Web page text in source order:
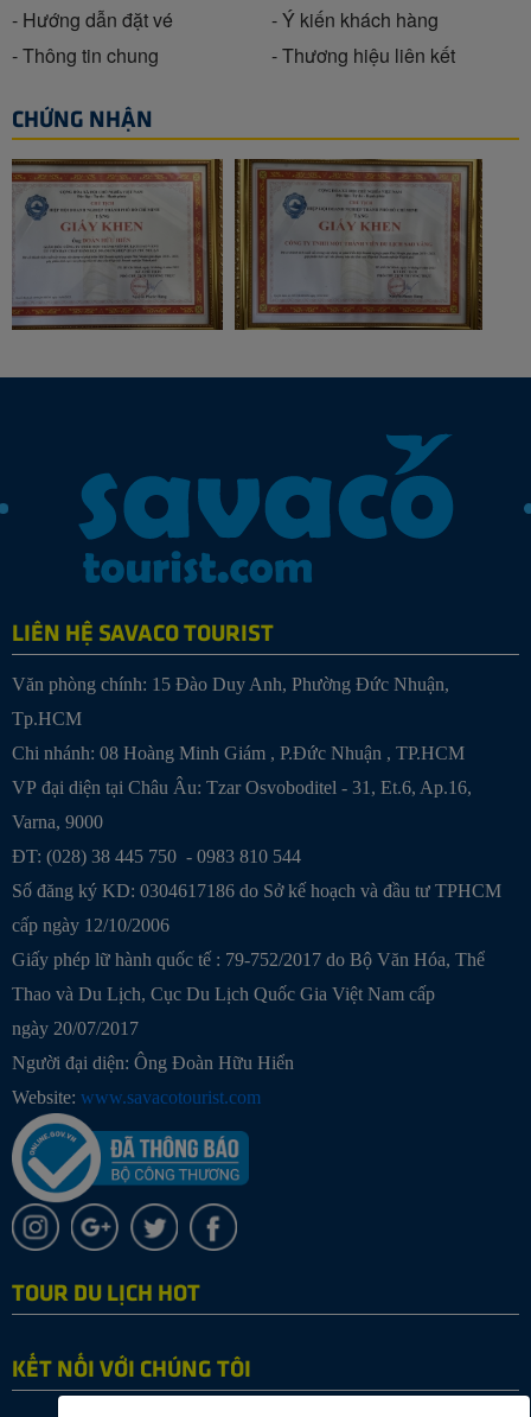
- Hướng dẫn đặt vé
- Ý kiến khách hàng
- Thông tin chung
- Thương hiệu liên kết
CHỨNG NHẬN
LIÊN HỆ SAVACO TOURIST
Văn phòng chính: 15 Đào Duy Anh, Phường Đức Nhuận,
Tp.HCM
Chi nhánh: 08 Hoàng Minh Giám , P.Đức Nhuận , TP.HCM
VP đại diện tại Châu Âu: Tzar Osvoboditel - 31, Et.6, Ap.16,
Varna, 9000
ĐT: (028) 38 445 750 - 0983 810 544
Số đăng ký KD: 0304617186 do Sở kế hoạch và đầu tư TPHCM
cấp ngày 12/10/2006
Giấy phép lữ hành quốc tế : 79-752/2017 do Bộ Văn Hóa, Thể
Thao và Du Lịch, Cục Du Lịch Quốc Gia Việt Nam cấp
ngày 20/07/2017
Người đại diện: Ông Đoàn Hữu Hiển
Website: www.savacotourist.com
TOUR DU LỊCH HOT
KẾT NỐI VỚI CHÚNG TÔI